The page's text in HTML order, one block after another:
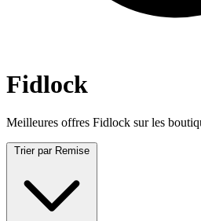
Fidlock
Meilleures offres Fidlock sur les
Trier par Remise